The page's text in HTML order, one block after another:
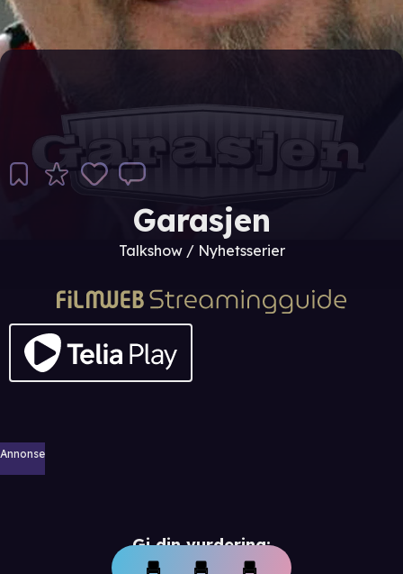
Garasjen
Talkshow / Nyhetsserier
Annonse
Gi din vurdering: